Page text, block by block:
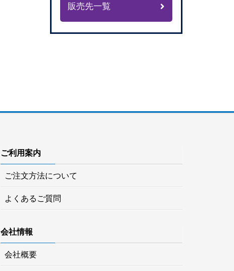
販売先一覧
ご利用案内
ご注文方法について
よくあるご質問
会社情報
会社概要